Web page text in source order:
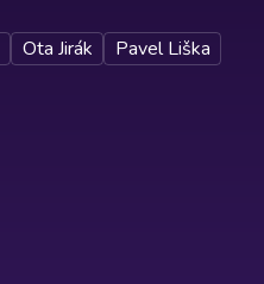
Ota Jirák
Pavel Liška